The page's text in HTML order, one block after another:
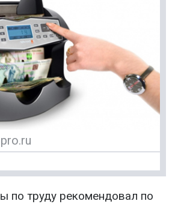
по труду рекомендовал по